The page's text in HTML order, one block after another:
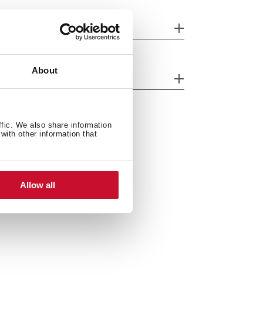
About
We also share information
other information that
Allow all
maatregelen